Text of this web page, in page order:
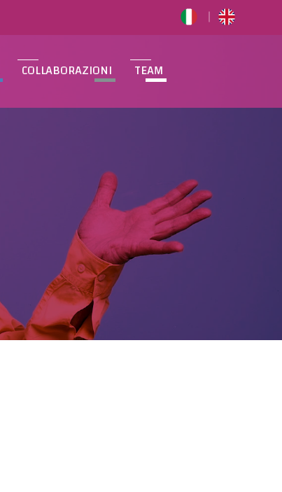
COLLABORAZIONI TEAM